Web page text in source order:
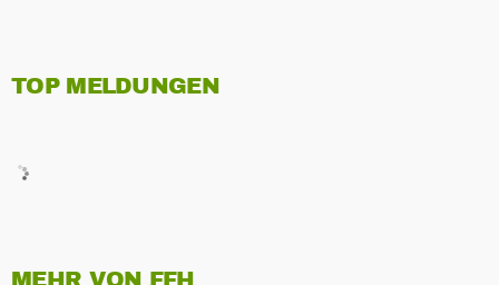
TOP MELDUNGEN